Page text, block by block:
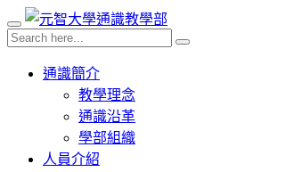
通識簡介
教學理念
通識沿革
學部組織
人員介紹